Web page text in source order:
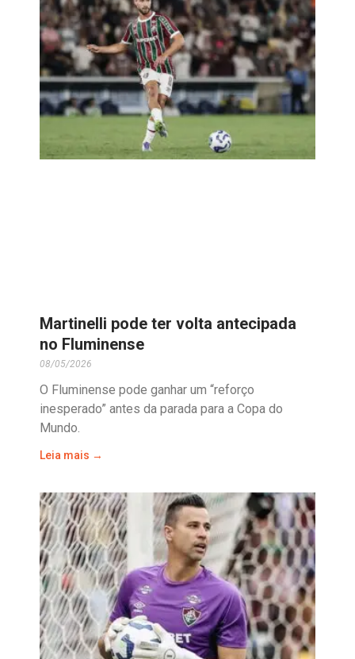
Martinelli pode ter volta antecipada
no Fluminense
08/05/2026
O Fluminense pode ganhar um “reforço
inesperado” antes da parada para a Copa do
Mundo.
Leia mais →